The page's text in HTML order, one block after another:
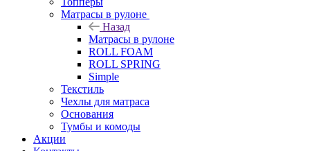
Матрасы в рулоне
Назад
Матрасы в рулоне
ROLL FOAM
ROLL SPRING
Simple
Текстиль
Чехлы для матраса
Основания
Тумбы и комоды
Акции